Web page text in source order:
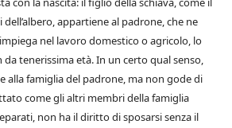
appartiene al padrone, che ne
nel lavoro domestico o agricolo, lo
tenerissima età. In un certo qual senso,
alla famiglia del padrone, ma non gode di
come gli altri membri della famiglia
non ha il diritto di sposarsi senza il